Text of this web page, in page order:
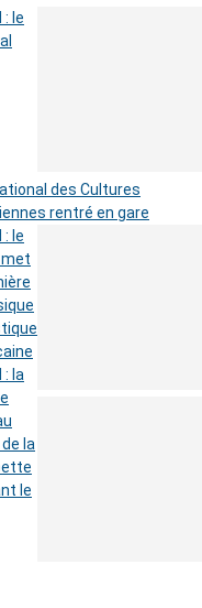
: le
des Cultures
rentré en gare
: le
met
: la
la
le